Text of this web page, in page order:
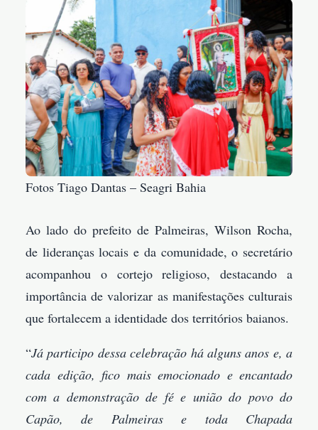
Fotos Tiago Dantas – Seagri Bahia
Ao lado do prefeito de Palmeiras, Wilson Rocha,
de lideranças locais e da comunidade, o secretário
acompanhou o cortejo religioso, destacando a
importância de valorizar as manifestações culturais
que fortalecem a identidade dos territórios baianos.
“Já participo dessa celebração há alguns anos e, a
cada edição, fico mais emocionado e encantado
com a demonstração de fé e união do povo do
Capão, de Palmeiras e toda Chapada